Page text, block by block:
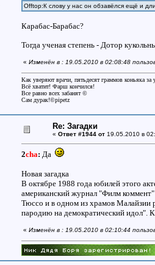
Offtop:К слову у нас он обзавёлся ещё и
Карабас-Барабас?
Тогда ученая степень - Дотор
« Изменён в : 19.05.2010 в 02:08:48
Как уверяют врачи, пятьдесят граммов коньяка
Всё хватит! Фарш кончился!
Все равно всех забанят ©
Сам дурак!©pipetz
Re: Загадки
« Ответ #1944 от19.05.2010 в
2cha: Да
Новая загадка
В октябре 1988 года юбилей этого
американский журнал "Филм коммент"
Тюссо и в одном из храмов Малайзии
пародию на демократический идол".
« Изменён в : 19.05.2010 в 02:10:44